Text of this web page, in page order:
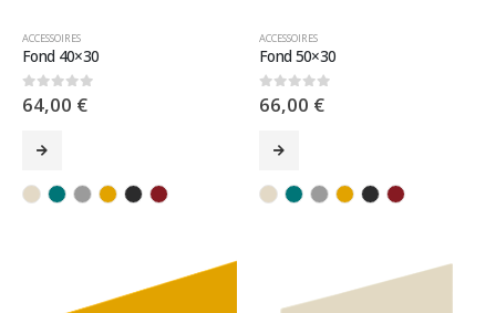
ACCESSOIRES
Fond 40×30
0sur 5
64,00 €
ACCESSOIRES
Fond 50×30
0sur 5
66,00 €